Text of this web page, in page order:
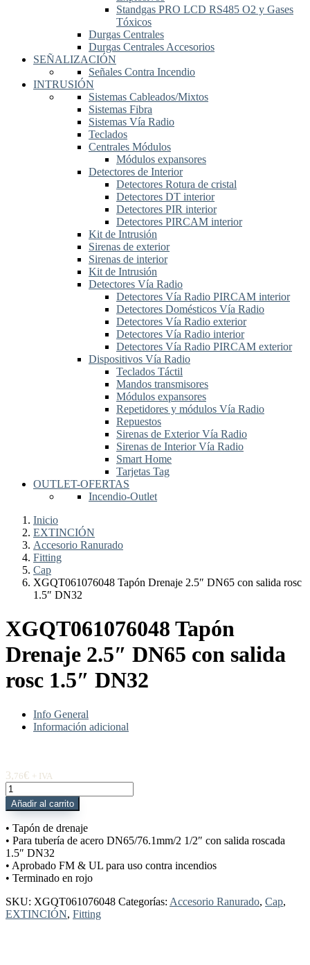
Standgas PRO LCD RS485 O2 y Gases
Tóxicos
Durgas Centrales
Durgas Centrales Accesorios
SEÑALIZACIÓN
Señales Contra Incendio
INTRUSIÓN
Sistemas Cableados/Mixtos
Sistemas Fibra
Sistemas Vía Radio
Teclados
Centrales Módulos
Módulos expansores
Detectores de Interior
Detectores Rotura de cristal
Detectores DT interior
Detectores PIR interior
Detectores PIRCAM interior
Kit de Intrusión
Sirenas de exterior
Sirenas de interior
Kit de Intrusión
Detectores Vía Radio
Detectores Vía Radio PIRCAM interior
Detectores Domésticos Vía Radio
Detectores Vía Radio exterior
Detectores Vía Radio interior
Detectores Vía Radio PIRCAM exterior
Dispositivos Vía Radio
Teclados Táctil
Mandos transmisores
Módulos expansores
Repetidores y módulos Vía Radio
Repuestos
Sirenas de Exterior Vía Radio
Sirenas de Interior Vía Radio
Smart Home
Tarjetas Tag
OUTLET-OFERTAS
Incendio-Outlet
Inicio
EXTINCIÓN
Accesorio Ranurado
Fitting
Cap
XGQT061076048 Tapón Drenaje 2.5″ DN65 con salida rosc
1.5″ DN32
XGQT061076048 Tapón
Drenaje 2.5″ DN65 con salida
rosc 1.5″ DN32
Info General
Información adicional
3,76€ + IVA
XGQT061076048
Tapón
Drenaje
2.5"
DN65
con
salida
rosc
DN32
cantidad
Añadir al carrito
• Tapón de drenaje
• Para tubería de acero DN65/76.1mm/2 1/2″ con salida roscada
1.5″ DN32
• Aprobado FM & UL para uso contra incendios
• Terminado en rojo
SKU: XGQT061076048 Categorías: Accesorio Ranurado, Cap,
EXTINCIÓN, Fitting